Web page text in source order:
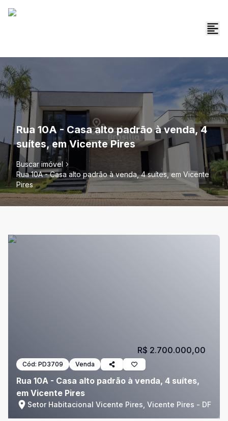
Rua 10A - Casa alto padrão à venda, 4
suítes, em Vicente Pires
Buscar imóvel
Rua 10A - Casa alto padrão à venda, 4 suítes, em Vicente
Pires
Cód: PD3709 Venda
Rua 10A - Casa alto padrão à venda, 4 suítes,
em Vicente Pires
Setor Habitacional Vicente Pires, Vicente Pires - DF
R$ 2.700.000,00